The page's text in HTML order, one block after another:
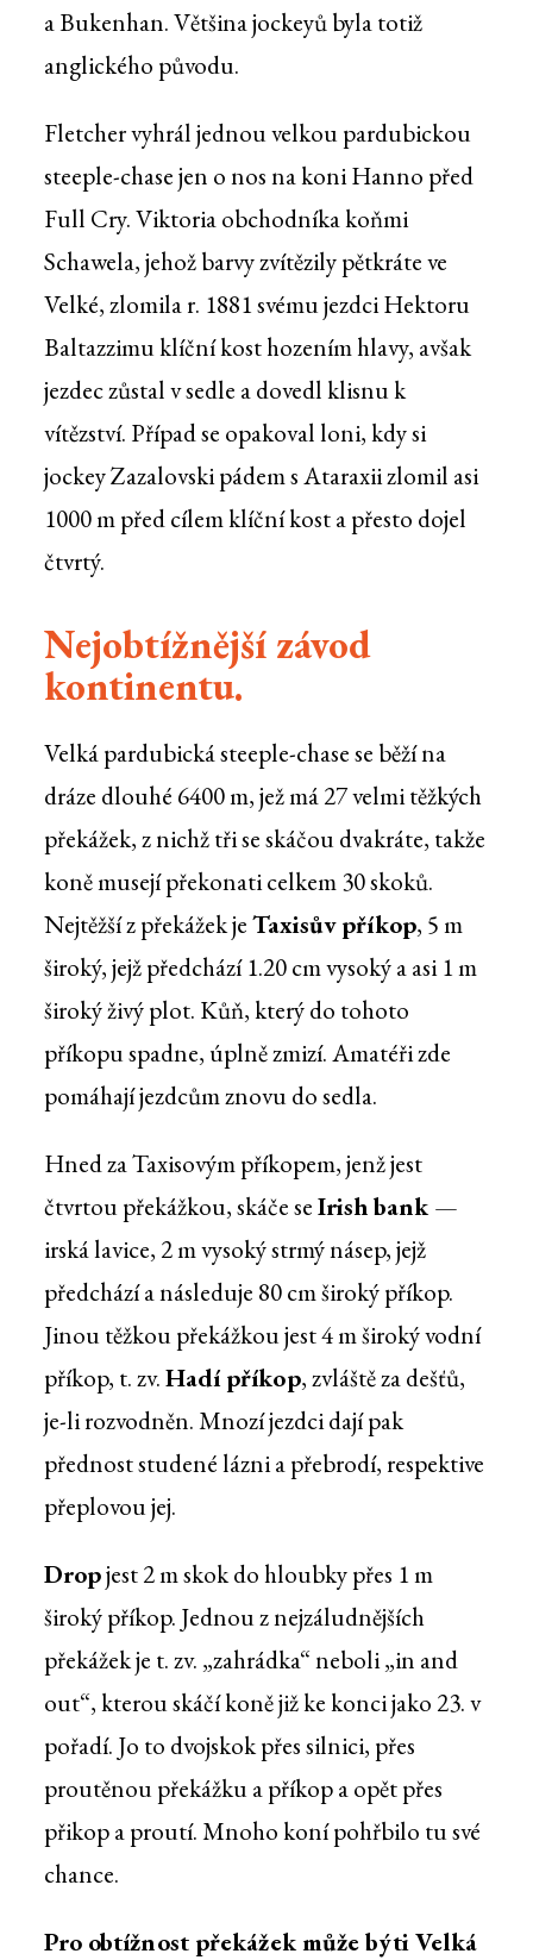
a Bukenhan. Většina jockeyů byla totiž
anglického původu.
Fletcher vyhrál jednou velkou pardubickou
steeple-chase jen o nos na koni Hanno před
Full Cry. Viktoria obchodníka koňmi
Schawela, jehož barvy zvítězily pětkráte ve
Velké, zlomila r. 1881 svému jezdci Hektoru
Baltazzimu klíční kost hozením hlavy, avšak
jezdec zůstal v sedle a dovedl klisnu k
vítězství. Případ se opakoval loni, kdy si
jockey Zazalovski pádem s Ataraxii zlomil asi
1000 m před cílem klíční kost a přesto dojel
čtvrtý.
Nejobtížnější závod
kontinentu.
Velká pardubická steeple-chase se běží na
dráze dlouhé 6400 m, jež má 27 velmi těžkých
překážek, z nichž tři se skáčou dvakráte, takže
koně musejí překonati celkem 30 skoků.
Nejtěžší z překážek jeTaxisův příkop, 5 m
široký, jejž předchází 1.20 cm vysoký a asi 1 m
široký živý plot. Kůň, který do tohoto
příkopu spadne, úplně zmizí. Amatéři zde
pomáhají jezdcům znovu do sedla.
Hned za Taxisovým příkopem, jenž jest
čtvrtou překážkou, skáče seIrish bank —
irská lavice, 2 m vysoký strmý násep, jejž
předchází a následuje 80 cm široký příkop.
Jinou těžkou překážkou jest 4 m široký vodní
příkop, t. zv.Hadí příkop, zvláště za dešťů,
je-li rozvodněn. Mnozí jezdci dají pak
přednost studené lázni a přebrodí, respektive
přeplovou jej.
Dropjest 2 m skok do hloubky přes 1 m
široký příkop. Jednou z nejzáludnějších
překážek je t. zv. „zahrádka“ neboli „in and
out“, kterou skáčí koně již ke konci jako 23. v
pořadí. Jo to dvojskok přes silnici, přes
proutěnou překážku a příkop a opět přes
přikop a proutí. Mnoho koní pohřbilo tu své
chance.
Pro obtížnost překážek může býti Velká